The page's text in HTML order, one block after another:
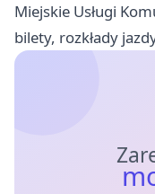
Miejskie Usługi
bilety, rozkłady